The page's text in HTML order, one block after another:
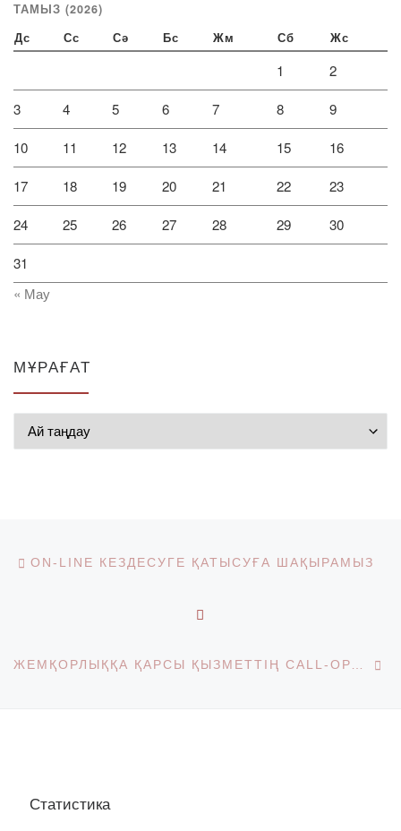
ТАМЫЗ (2026)
Дс Сс Сә Бс Жм Сб Жс
1 2
3 4 5 6 7 8 9
10 11 12 13 14 15 16
17 18 19 20 21 22 23
24 25 26 27 28 29 30
31
« Мау
МҰРАҒАТ
Post navigation
ON-LINE КЕЗДЕСУГЕ ҚАТЫСУҒА ШАҚЫРАМЫЗ
Статистика